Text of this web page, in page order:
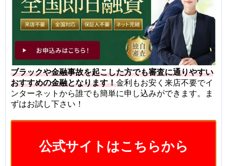
ブラックや金融事故を起こした方でも審査に通りやすい
おすすめの金融となります！金利もお安く来店不要でイ
ンターネットから誰でも簡単に申し込みができます。ま
ずはお試し下さい！
公式サイトはこちらから